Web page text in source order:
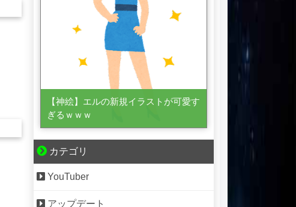
【神絵】エルの新規イラストが可愛す
ぎるｗｗｗ
カテゴリ
YouTuber
アップデート